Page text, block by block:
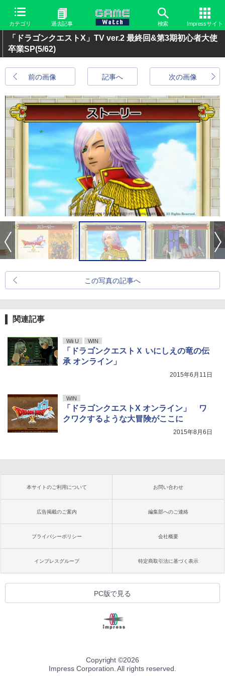
カテゴリ 過去記事 検索 Impressサイト
「ドラゴンクエストX」TV ver.2 最終回&第3期初心者大使
卒業SP(5/62)
前の画像 次の画像
記事へ
この写真の記事へ
関連記事
Wii U WIN
「ドラゴンクエストＸ いにしえの竜の伝
承 オンライン」
2015年6月11日
WIN
「ドラゴンクエストX オンライン」 ワ
クワクするような大冒険がここに
2015年8月6日
本サイトのご利用について お問い合わせ
広告掲載のご案内 編集部へのご連絡
プライバシーポリシー 会社概要
インプレスグループ 特定商取引法に基づく表示
PC版で見る
Copyright ©2026
Impress Corporation. All rights reserved.